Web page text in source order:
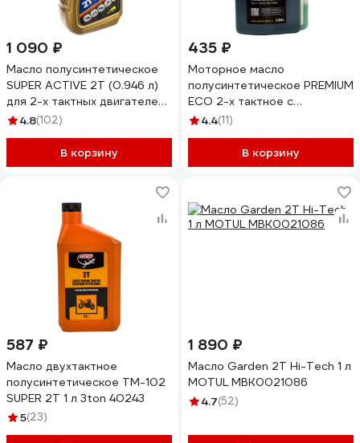
1 090 ₽
Масло полусинтетическое
SUPER ACTIVE 2T (0.946 л)
для 2-х тактных двигателей
PATRIOT 850030596
4.8(102)
В корзину
435 ₽
Моторное масло
полусинтетическое PREMIUM
ECO 2-х тактное с
дозатором VERTON
4.4(11)
В корзину
587 ₽
Масло двухтактное
полусинтетическое ТМ-102
SUPER 2Т 1 л 3ton 40243
5(23)
1 890 ₽
Масло Garden 2T Hi-Tech 1 л
MOTUL MBK0021086
4.7(52)